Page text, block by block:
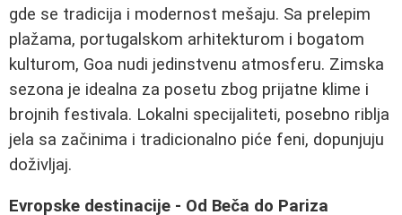
gde se tradicija i modernost mešaju. Sa prelepim
plažama, portugalskom arhitekturom i bogatom
kulturom, Goa nudi jedinstvenu atmosferu. Zimska
sezona je idealna za posetu zbog prijatne klime i
brojnih festivala. Lokalni specijaliteti, posebno riblja
jela sa začinima i tradicionalno piće feni, dopunjuju
doživljaj.
Evropske destinacije - Od Beča do Pariza